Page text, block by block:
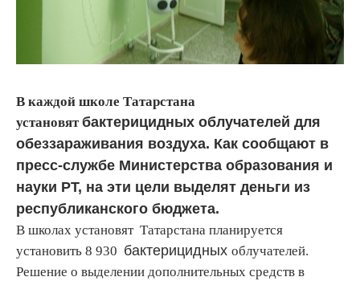
В каждой школе Татарстана
установятбактерицидных облучателей для
обеззараживания воздуха. Как сообщают в
пресс-службе Министерства образования и
науки РТ, на эти цели выделят деньги из
республиканского бюджета.
В школах установят Татарстана планируется
установить 8 930 бактерицидных облучателей.
Решение о выделении дополнительных средств в